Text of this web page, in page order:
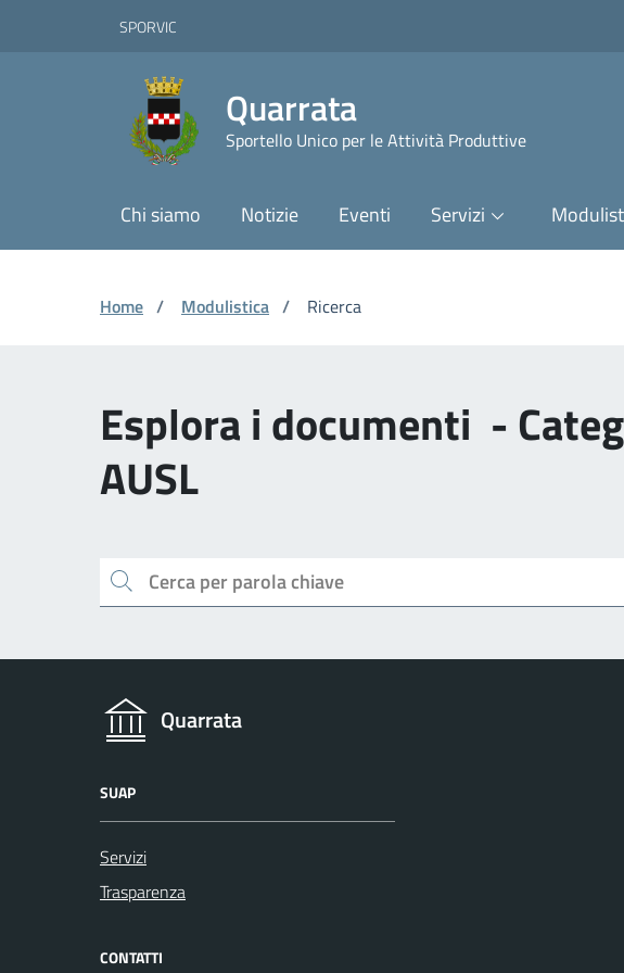
Skip to Main Content
SPORVIC
Quarrata
Sportello Unico per le Attività Produttive
Chi siamo Notizie Eventi Servizi
Home / Modulistica / Ricerca
Esplora i documenti -
AUSL
Cerca
Quarrata
SUAP
Servizi
Trasparenza
CONTATTI